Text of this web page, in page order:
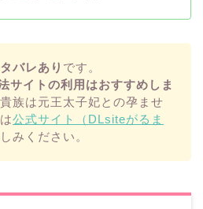
バレあり です。
サイトの利用はおすすめしま
族は元王太子妃との孕ませ
公式サイト（DLsiteがるま
みください。